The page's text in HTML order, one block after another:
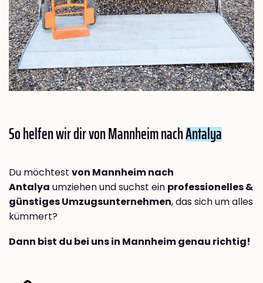
So helfen wir dir von Mannheim nachAntalya
Du möchtest von Mannheim nach
Antalya umziehen und suchst ein professionelles &
günstiges Umzugsunternehmen, das sich um alles
kümmert?
Dann bist du bei uns in Mannheim genau richtig!